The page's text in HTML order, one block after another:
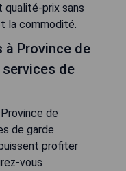
prix sans
la commodité.
Province de
de
de
de garde
profiter
vous